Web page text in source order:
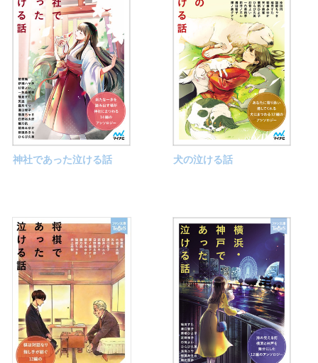
神社であった泣ける話 犬の泣ける話